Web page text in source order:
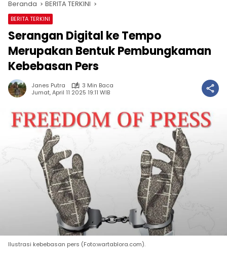
Beranda BERITA TERKINI
BERITA TERKINI
Serangan Digital ke Tempo
Merupakan Bentuk Pembungkaman
Kebebasan Pers
Janes Putra
3 Min Baca
Jumat, April 11 2025 19:11 WIB
Ilustrasi kebebasan pers (Foto:wartablora.com).